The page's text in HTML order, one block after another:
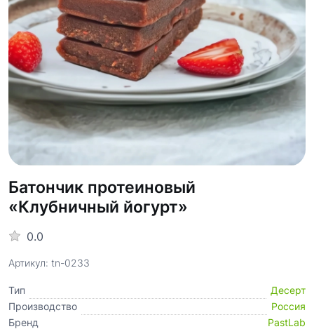
Батончик протеиновый
«Клубничный йогурт»
0.0
Артикул: tn-0233
Тип
Десерт
Производство
Россия
Бренд
PastLab